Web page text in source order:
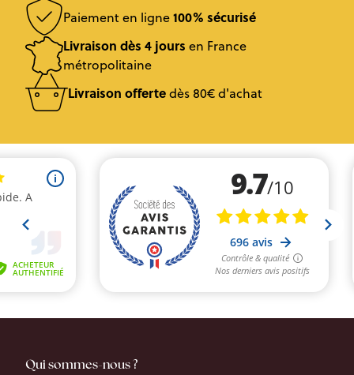
Paiement en ligne100% sécurisé
Livraison dès 4 jours en France
métropolitaine
Livraison offertedès 80€ d'achat
Qui sommes-nous ?